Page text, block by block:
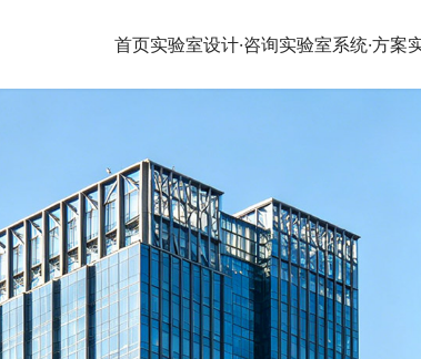
首页实验室设计·咨询实验室系统·方案